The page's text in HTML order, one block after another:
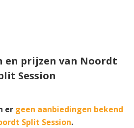
en prijzen van Noordt
Session
er geen aanbiedingen bekend
Split Session.